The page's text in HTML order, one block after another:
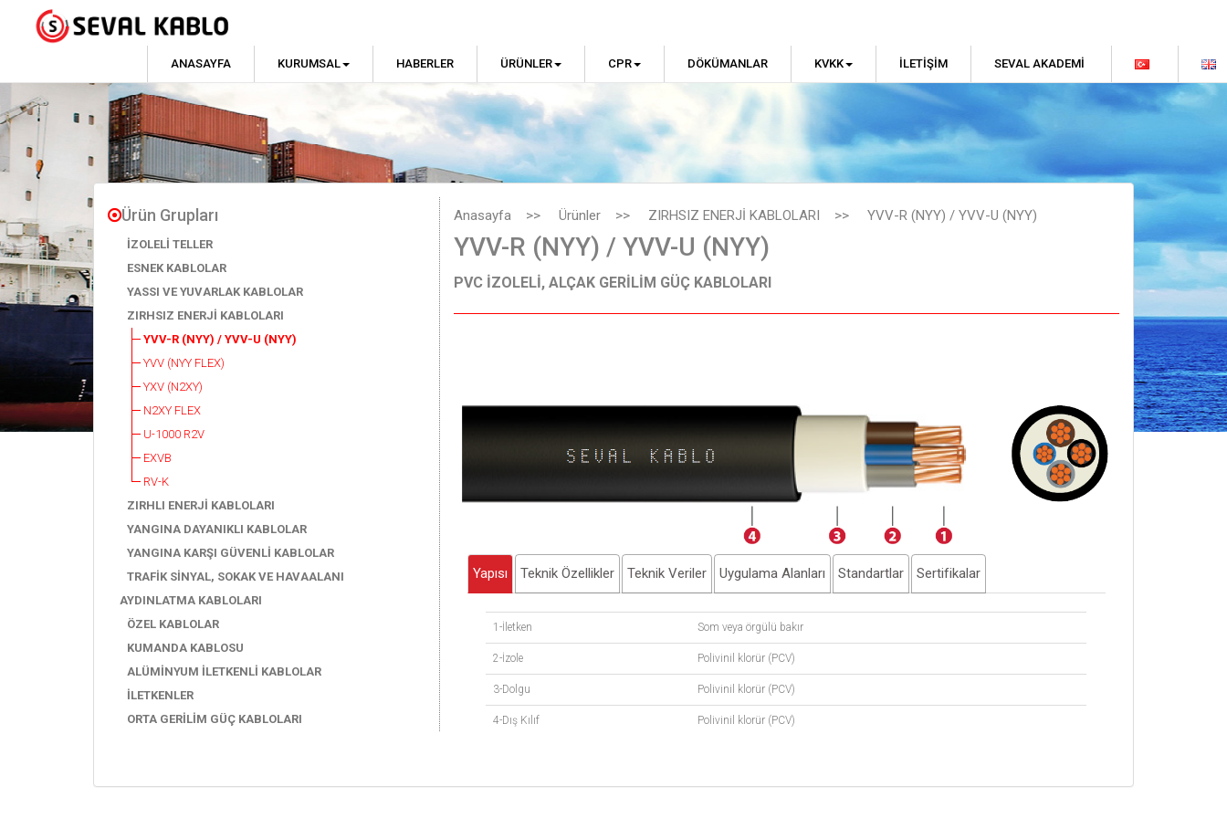
ANASAYFA KURUMSAL HABERLER ÜRÜNLER CPR DÖKÜMANLAR KVKK İLETIŞIM SEVAL AKADEMI
Ürün Grupları
İZOLELİ TELLER
ESNEK KABLOLAR
YASSI VE YUVARLAK KABLOLAR
ZIRHSIZ ENERJİ KABLOLARI
YVV-R (NYY) / YVV-U (NYY)
YVV (NYY FLEX)
YXV (N2XY)
N2XY FLEX
U-1000 R2V
EXVB
RV-K
ZIRHLI ENERJİ KABLOLARI
YANGINA DAYANIKLI KABLOLAR
YANGINA KARŞI GÜVENLİ KABLOLAR
TRAFİK SİNYAL, SOKAK VE HAVAALANI
AYDINLATMA KABLOLARI
ÖZEL KABLOLAR
KUMANDA KABLOSU
ALÜMİNYUM İLETKENLİ KABLOLAR
İLETKENLER
ORTA GERİLİM GÜÇ KABLOLARI
Anasayfa >> Ürünler >> ZIRHSIZ ENERJİ KABLOLARI >> YVV-R (NYY) / YVV-U (NYY)
YVV-R (NYY) / YVV-U (NYY)
PVC İZOLELİ, ALÇAK GERİLİM GÜÇ KABLOLARI
Yapısı Teknik Özellikler Teknik Veriler Uygulama Alanları Standartlar Sertifikalar
1-İletken Som veya örgülü bakır
2-İzole Polivinil klorür (PCV)
3-Dolgu Polivinil klorür (PCV)
4-Dış Kılıf Polivinil klorür (PCV)